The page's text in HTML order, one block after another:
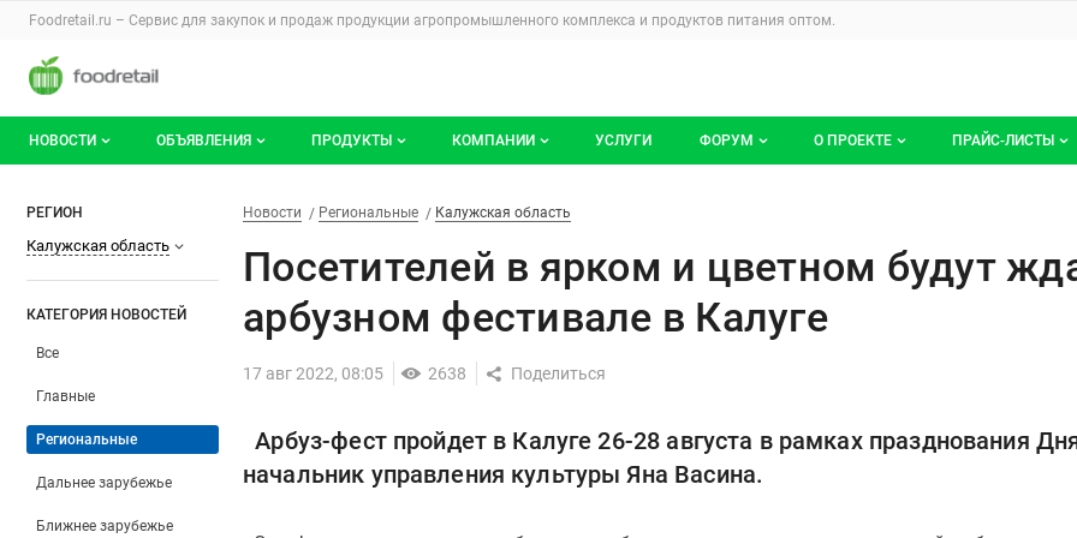
Раздел навигации по сайту foodretail.ru
Foodretail.ru – Сервис для закупок и продаж продукции агропромышленного комплекса и продуктов питания оптом.
Авторизация и меню пользователя
Навигация по разделам сайта foodretail.ru
НОВОСТИ
Документы
ОБЪЯВЛЕНИЯ
Мои объявления
ПРОДУКТЫ КОМПАНИИ
Премиум размещение
УСЛУГИ ФОРУМ О ПРОЕКТЕ
Услуги проекта
Реклама на сайте
ПРАЙС-ЛИСТЫ
Посетителей в ярком и цветном будут ждать на арбузном
Фильтры
РЕГИОН
Калужская область
КАТЕГОРИЯ НОВОСТЕЙ
Все
Главные
Региональные
Дальнее зарубежье
Ближнее зарубежье
Новости
Разделы
Новости Региональные Калужская область
Посетителей в ярком и цветном будут
арбузном фестивале в Калуге
17 авг 2022, 08:05 2638
Арбуз-фест пройдет в Калуге 26-28 августа в рамках празднования
начальник управления культуры Яна Васина.